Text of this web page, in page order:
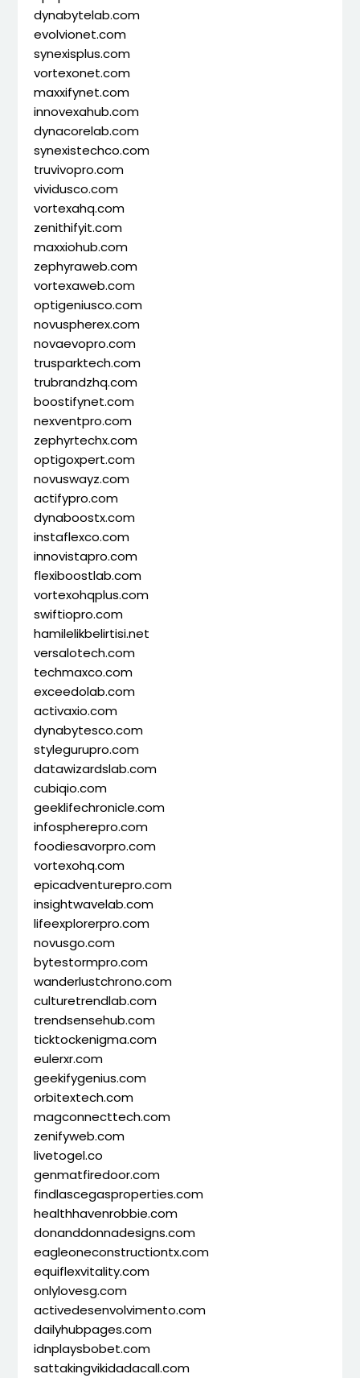
dynabytelab.com
evolvionet.com
synexisplus.com
vortexonet.com
maxxifynet.com
innovexahub.com
dynacorelab.com
synexistechco.com
truvivopro.com
vividusco.com
vortexahq.com
zenithifyit.com
maxxiohub.com
zephyraweb.com
vortexaweb.com
optigeniusco.com
novuspherex.com
novaevopro.com
trusparktech.com
trubrandzhq.com
boostifynet.com
nexventpro.com
zephyrtechx.com
optigoxpert.com
novuswayz.com
actifypro.com
dynaboostx.com
instaflexco.com
innovistapro.com
flexiboostlab.com
vortexohqplus.com
swiftiopro.com
hamilelikbelirtisi.net
versalotech.com
techmaxco.com
exceedolab.com
activaxio.com
dynabytesco.com
stylegurupro.com
datawizardslab.com
cubiqio.com
geeklifechronicle.com
infospherepro.com
foodiesavorpro.com
vortexohq.com
epicadventurepro.com
insightwavelab.com
lifeexplorerpro.com
novusgo.com
bytestormpro.com
wanderlustchrono.com
culturetrendlab.com
trendsensehub.com
ticktockenigma.com
eulerxr.com
geekifygenius.com
orbitextech.com
magconnecttech.com
zenifyweb.com
livetogel.co
genmatfiredoor.com
findlascegasproperties.com
healthhavenrobbie.com
donanddonnadesigns.com
eagleoneconstructiontx.com
equiflexvitality.com
onlylovesg.com
activedesenvolvimento.com
dailyhubpages.com
idnplaysbobet.com
sattakingvikidadacall.com